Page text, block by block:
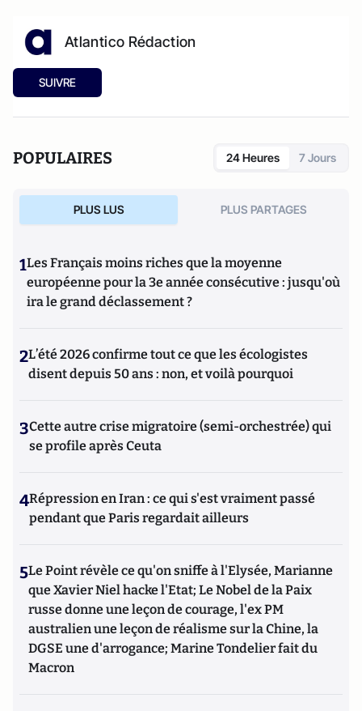
Atlantico Rédaction
SUIVRE
POPULAIRES 24 Heures 7 Jours
PLUS LUS PLUS PARTAGES
1Les Français moins riches que la moyenne
européenne pour la 3e année consécutive : jusqu'où
ira le grand déclassement ?
2L’été 2026 confirme tout ce que les écologistes
disent depuis 50 ans : non, et voilà pourquoi
3Cette autre crise migratoire (semi-orchestrée) qui
se profile après Ceuta
4Répression en Iran : ce qui s'est vraiment passé
pendant que Paris regardait ailleurs
5Le Point révèle ce qu'on sniffe à l'Elysée, Marianne
que Xavier Niel hacke l'Etat; Le Nobel de la Paix
russe donne une leçon de courage, l'ex PM
australien une leçon de réalisme sur la Chine, la
DGSE une d'arrogance; Marine Tondelier fait du
Macron